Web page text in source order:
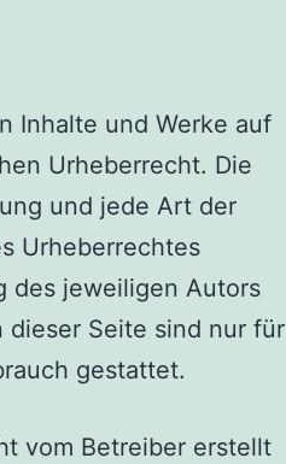
Inhalte und Werke auf
Urheberrecht. Die
und jede Art der
Urheberrechtes
des jeweiligen Autors
dieser Seite sind nur für
gestattet.
vom Betreiber erstellt